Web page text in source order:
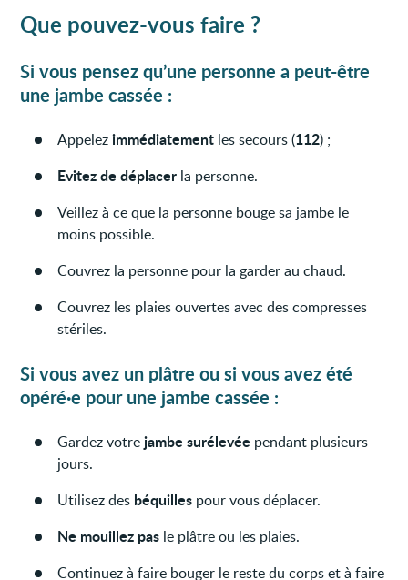
Que pouvez-vous faire ?
Si vous pensez qu’une personne a peut-être
une jambe cassée :
Appelezimmédiatement les secours (112) ;
Evitez de déplacer la personne.
Veillez à ce que la personne bouge sa jambe le
moins possible.
Couvrez la personne pour la garder au chaud.
Couvrez les plaies ouvertes avec des compresses
stériles.
Si vous avez un plâtre ou si vous avez été
opéré·e pour une jambe cassée :
Gardez votrejambe surélevée pendant plusieurs
jours.
Utilisez des béquilles pour vous déplacer.
Ne mouillez pas le plâtre ou les plaies.
Continuez à faire bouger le reste du corps et à faire